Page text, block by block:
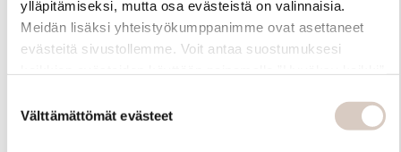
ylläpitämiseksi, mutta osa evästeistä on valinnaisia.
Meidän lisäksi yhteistyökumppanimme ovat asettaneet
evästeitä sivustollemme. Voit antaa suostumuksesi
myöhemmin ”Evästeasetukset” -linkin kautta.
valinta
Välttämättömät evästeet